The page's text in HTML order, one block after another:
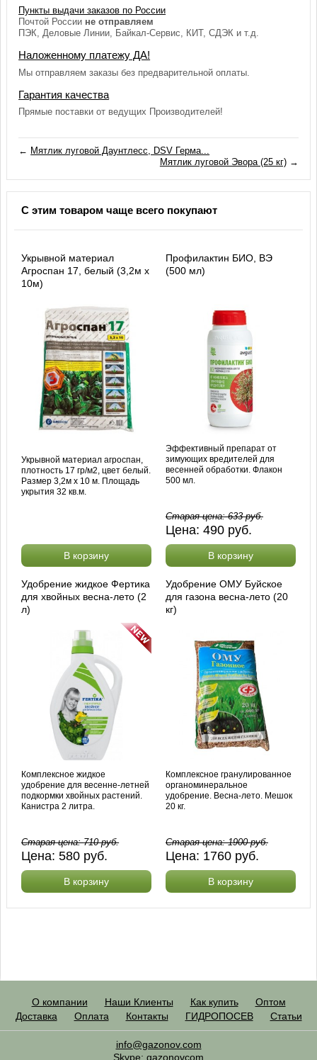
Пункты выдачи заказов по России
Почтой России не отправляем
ПЭК, Деловые Линии, Байкал-Сервис, КИТ, СДЭК и т.д.
Наложенному платежу ДА!
Мы отправляем заказы без предварительной оплаты.
Гарантия качества
Прямые поставки от ведущих Производителей!
← Мятлик луговой Даунтлесс, DSV Герма...
Мятлик луговой Эвора (25 кг)→
С этим товаром чаще всего покупают
Укрывной материал
Агроспан 17, белый (3,2м х
10м)
Укрывной материал агроспан,
плотность 17 гр/м2, цвет белый.
Размер 3,2м х 10 м. Площадь
укрытия 32 кв.м.
В корзину
Профилактин БИО, ВЭ
(500 мл)
Эффективный препарат от
зимующих вредителей для
весенней обработки. Флакон
500 мл.
Старая цена:633руб.
Цена: 490 руб.
В корзину
Удобрение жидкое Фертика
для хвойных весна-лето (2
л)
Комплексное жидкое
удобрение для весенне-летней
подкормки хвойных растений.
Канистра 2 литра.
Старая цена:710руб.
Цена:580 руб.
В корзину
Удобрение ОМУ Буйское
для газона весна-лето (20
кг)
Комплексное гранулированное
органоминеральное
удобрение. Весна-лето. Мешок
20 кг.
Старая цена:1900руб.
Цена: 1760 руб.
В корзину
О компании Наши Клиенты Как купить
Оптом
Доставка
Оплата Контакты ГИДРОПОСЕВ Статьи
info@gazonov.com
Skype: gazonovcom